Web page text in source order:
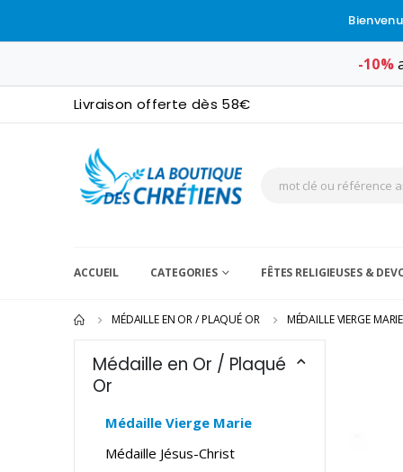
-10%
Livraison offerte dès 58€
ACCUEIL CATEGORIES FÊTES RELIGIEUSES &
MÉDAILLE EN OR / PLAQUÉ OR MÉDAILLE VIERGE MARIE
Médaille en Or / Plaqué
Or
Médaille Vierge Marie
Médaille Jésus-Christ